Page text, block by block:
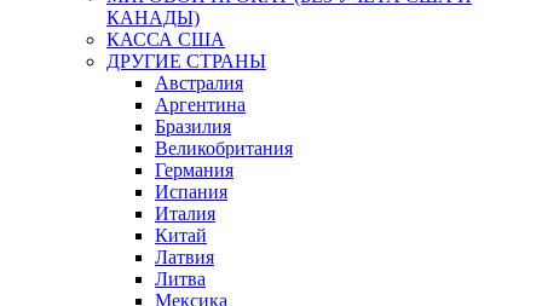
КАНАДЫ)
КАССА США
ДРУГИЕ СТРАНЫ
Австралия
Аргентина
Бразилия
Великобритания
Германия
Испания
Италия
Китай
Латвия
Литва
Мексика